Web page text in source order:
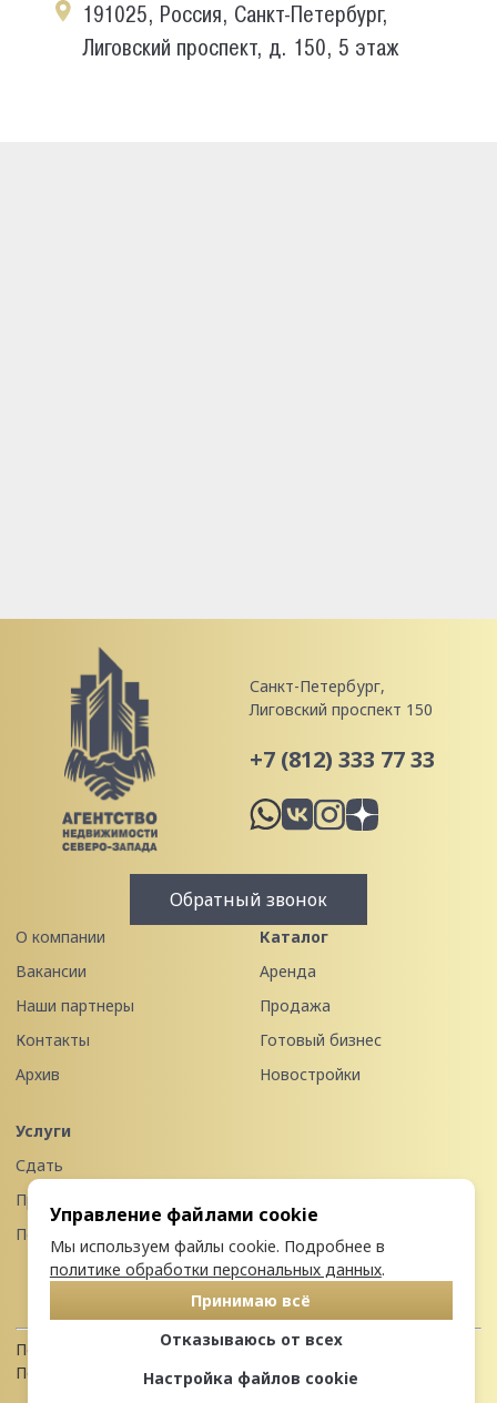
191025, Россия, Санкт-Петербург,
Лиговский проспект, д. 150, 5 этаж
Санкт-Петербург,
Лиговский проспект 150
+7 (812) 333 77 33
Обратный звонок
О компании
Вакансии
Наши партнеры
Контакты
Архив
Каталог
Аренда
Продажа
Готовый бизнес
Новостройки
Услуги
Сдать
Продать
Передать в управление
Политика конфиденциальности
Пользовательское соглашение
Управление файлами cookie
Мы используем файлы cookie. Подробнее в
политике обработки персональных данных.
Принимаю всё
Отказываюсь от всех
Настройка файлов cookie